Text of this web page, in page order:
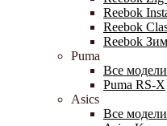
Reebok
Reebok
Reebok
Puma
Все
Puma RS-X
Asics
Все